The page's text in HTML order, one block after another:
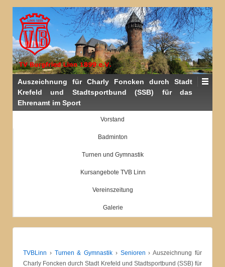
Auszeichnung für Charly Foncken durch Stadt
Krefeld und Stadtsportbund (SSB) für das
Ehrenamt im Sport
Vorstand
Badminton
Turnen und Gymnastik
Kursangebote TVB Linn
Vereinszeitung
Galerie
TVBLinn › Turnen & Gymnastik › Senioren › Auszeichnung für
Charly Foncken durch Stadt Krefeld und Stadtsportbund (SSB) für